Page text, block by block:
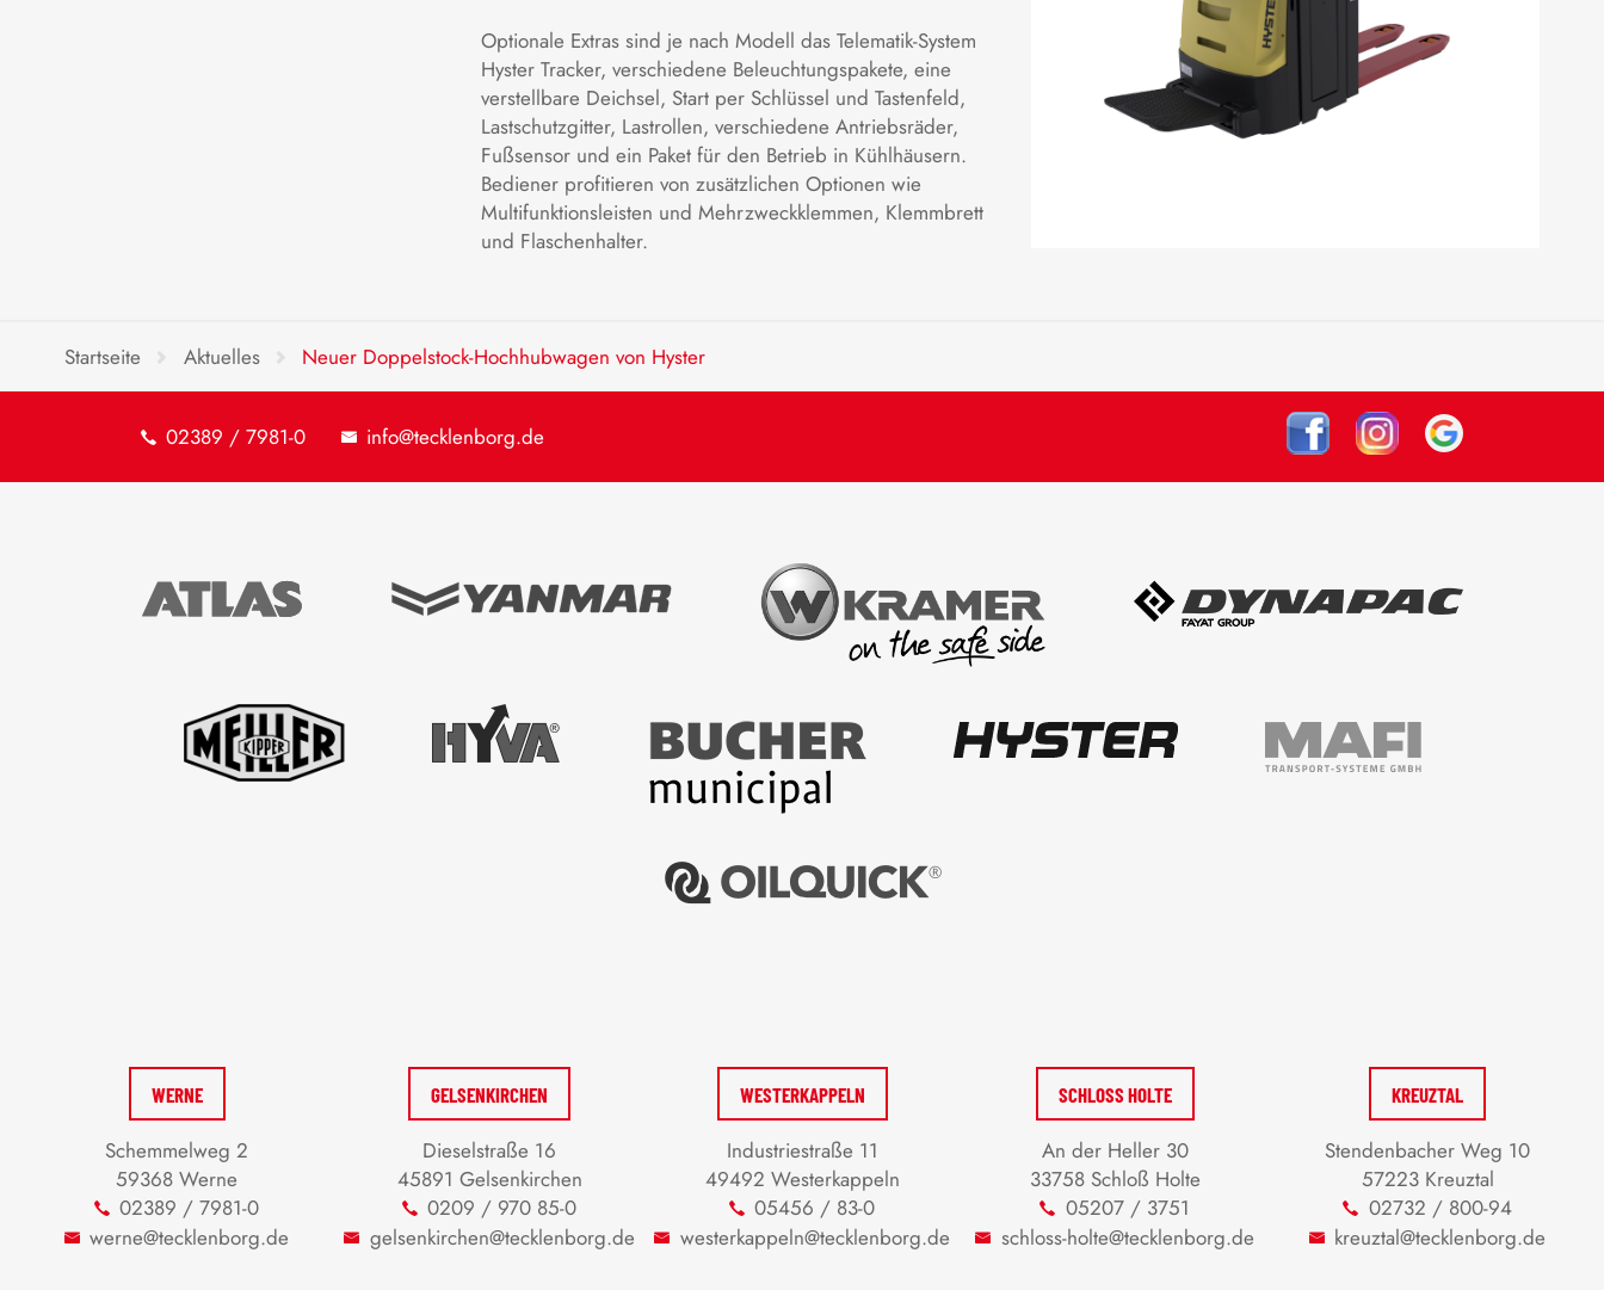
Optionale Extras sind je nach Modell das Telematik-System
Hyster Tracker, verschiedene Beleuchtungspakete, eine
verstellbare Deichsel, Start per Schlüssel und Tastenfeld,
Lastschutzgitter, Lastrollen, verschiedene Antriebsräder,
Fußsensor und ein Paket für den Betrieb in Kühlhäusern.
Bediener profitieren von zusätzlichen Optionen wie
Multifunktionsleisten und Mehrzweckklemmen, Klemmbrett
und Flaschenhalter.
Startseite Aktuelles Neuer Doppelstock-Hochhubwagen von Hyster
02389 / 7981-0 info@tecklenborg.de
WERNE
Schemmelweg 2
59368 Werne
02389 / 7981-0
werne@tecklenborg.de
GELSENKIRCHEN
Dieselstraße 16
45891 Gelsenkirchen
0209 / 970 85-0
gelsenkirchen@tecklenborg.de
WESTERKAPPELN
Industriestraße 11
49492 Westerkappeln
05456 / 83-0
westerkappeln@tecklenborg.de
SCHLOSS HOLTE
An der Heller 30
33758 Schloß Holte
05207 / 3751
schloss-holte@tecklenborg.de
KREUZTAL
Stendenbacher Weg 10
57223 Kreuztal
02732 / 800-94
kreuztal@tecklenborg.de